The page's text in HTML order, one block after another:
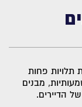
תלויות פחות
מבנים
הדיירים.